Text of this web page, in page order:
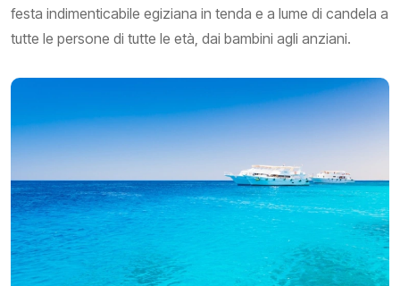
festa indimenticabile egiziana in tenda e a lume di candela a
tutte le persone di tutte le età, dai bambini agli anziani.